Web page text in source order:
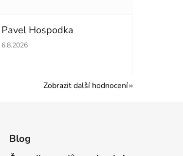
Pavel Hospodka
Hodnocení obchodu je 5 z 5 hvězdiček.
6.8.2026
Zobrazit další hodnocení
Blog